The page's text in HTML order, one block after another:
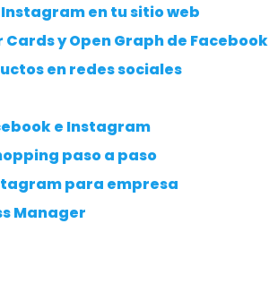
en tu sitio web
y Open Graph de Facebook
en redes sociales
e Instagram
paso a paso
para empresa
Manager